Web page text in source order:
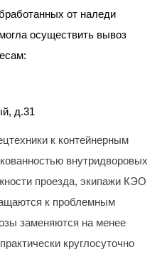
от наледи
осуществить вывоз
д.31
к контейнерным
внутридворовых
проезда, экипажи КЭО
к проблемным
заменяются на менее
круглосуточно